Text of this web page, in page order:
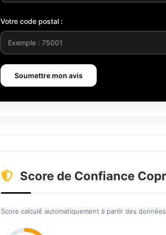
Votre code postal :
Soumettre mon avis
Score de Confiance
Score calculé automatiquement à partir des